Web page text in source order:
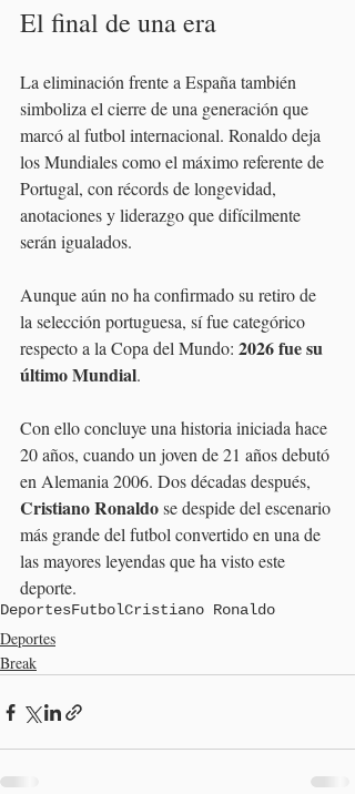
El final de una era
La eliminación frente a España también
simboliza el cierre de una generación que
marcó al futbol internacional. Ronaldo deja
los Mundiales como el máximo referente de
Portugal, con récords de longevidad,
anotaciones y liderazgo que difícilmente
serán igualados.
Aunque aún no ha confirmado su retiro de
la selección portuguesa, sí fue categórico
respecto a la Copa del Mundo: 2026 fue su
último Mundial.
Con ello concluye una historia iniciada hace
20 años, cuando un joven de 21 años debutó
en Alemania 2006. Dos décadas después,
Cristiano Ronaldo se despide del escenario
más grande del futbol convertido en una de
las mayores leyendas que ha visto este
deporte.
DeportesFutbolCristiano Ronaldo
Deportes
Break